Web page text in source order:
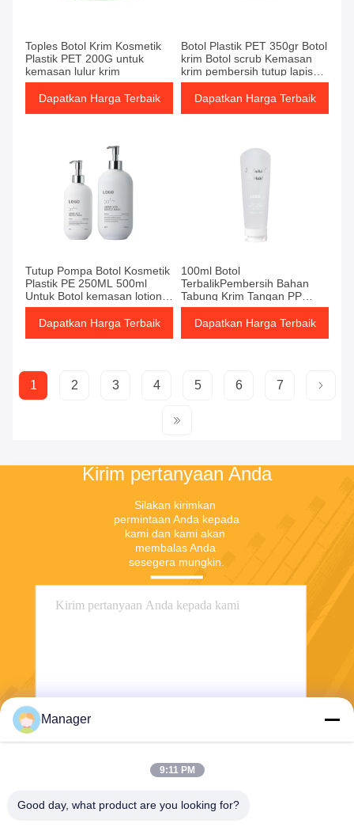
Toples Botol Krim Kosmetik
Plastik PET 200G untuk
kemasan lulur krim
Dapatkan Harga Terbaik
Botol Plastik PET 350gr Botol
krim Botol scrub Kemasan
krim pembersih tutup lapis
emas
Dapatkan Harga Terbaik
Tutup Pompa Botol Kosmetik
Plastik PE 250ML 500ml
Untuk Botol kemasan lotion
sabun mandi dan sampo
Dapatkan Harga Terbaik
100ml Botol
TerbalikPembersih Bahan
Tabung Krim Tangan PP
Tutup Flip Botol Lotion Botol
Kemasan Kosmetik
Dapatkan Harga Terbaik
1 2 3 4 5 6 7
Kirim pertanyaan Anda
Silakan kirimkan
permintaan Anda kepada
kami dan kami akan
membalas Anda
sesegera mungkin.
Mengirim
Manager
9:11 PM
Good day, what product are you looking for?